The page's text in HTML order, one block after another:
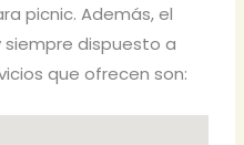
picnic. Además, el
dispuesto a
que ofrecen son: